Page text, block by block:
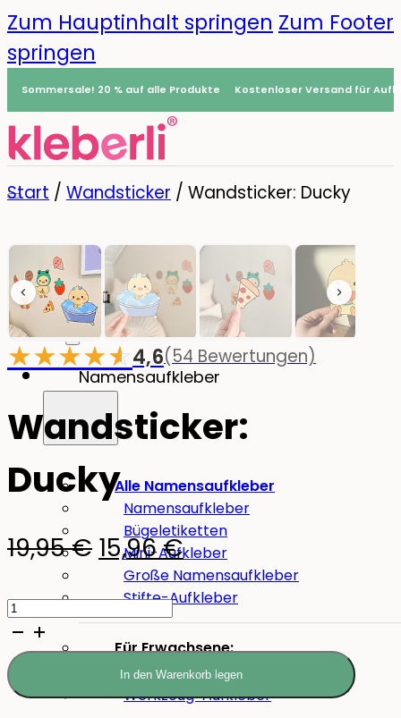
Zum Hauptinhalt springen Zum Footer
springen
Sommersale! 20 % auf alle Produkte Kostenloser Versand für
Menü
Namensaufkleber
Alle Namensaufkleber
Namensaufkleber
Bügeletiketten
Mini-Aufkleber
Große Namensaufkleber
Stifte-Aufkleber
Für Erwachsene:
Aufkleber für Pflegeheime
Werkzeug-Aufkleber
0
Start / Wandsticker / Wandsticker: Ducky
-20%
★★★★☆
★4,6(54 Bewertungen)
Wandsticker:
Ducky
19,95€ Ursprünglicher
Preis
war:
19,95 €
15,96€Aktueller
Preis
ist:
15,96 €.
Wandsticker:
Ducky
Menge
In den Warenkorb legen